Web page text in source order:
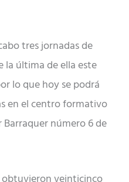
tres jornadas de
la última de ella este
lo que hoy se podrá
en el centro formativo
número 6 de